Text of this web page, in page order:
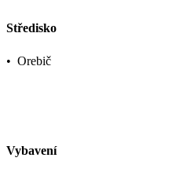
Středisko
• Orebič
Vybavení